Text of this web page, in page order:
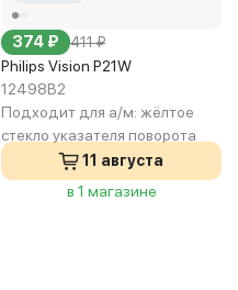
374 ₽ 411 ₽
Philips Vision P21W
12498B2
Подходит для а/м: жёлтое
стекло указателя поворота
11 августа
в 1 магазине